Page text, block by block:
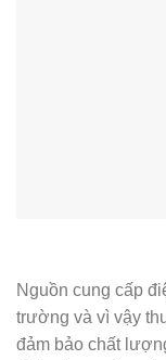
Nguồn cung cấp
trường và vì vậy
đảm bảo chất